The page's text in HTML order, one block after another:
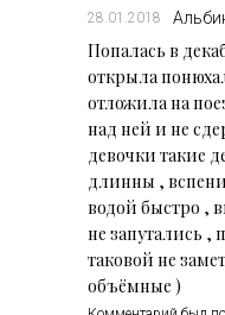
28.01.2018
Попалась в
открыла
отложила на
над ней и не
девочки такие
длинны ,
водой быстро ,
не запутались ,
таковой не
объёмные )